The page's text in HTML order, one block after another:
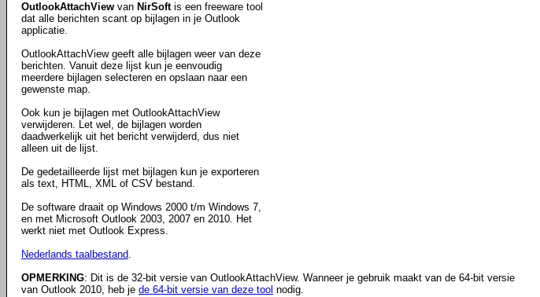
OutlookAttachView van NirSoftis een freeware tool
dat alle berichten scant op bijlagen in je Outlook
applicatie.
OutlookAttachView geeft alle bijlagen weer van deze
berichten. Vanuit deze lijst kun je eenvoudig
meerdere bijlagen selecteren en opslaan naar een
gewenste map.
Ook kun je bijlagen met OutlookAttachView
verwijderen. Let wel, de bijlagen worden
daadwerkelijk uit het bericht verwijderd, dus niet
alleen uit de lijst.
De gedetailleerde lijst met bijlagen kun je exporteren
als text, HTML, XML of CSV bestand.
De software draait op Windows 2000 t/m Windows 7,
en met Microsoft Outlook 2003, 2007 en 2010. Het
werkt niet met Outlook Express.
Nederlands taalbestand.
OPMERKING: Dit is de 32-bit versie van OutlookAttachView. Wanneer je gebruik maakt van de 64-bit versie
van Outlook 2010, heb je de 64-bit versie van deze tool nodig.